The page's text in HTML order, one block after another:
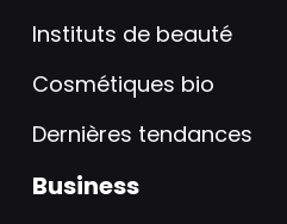
Instituts de beauté
Cosmétiques bio
Dernières tendances
Business